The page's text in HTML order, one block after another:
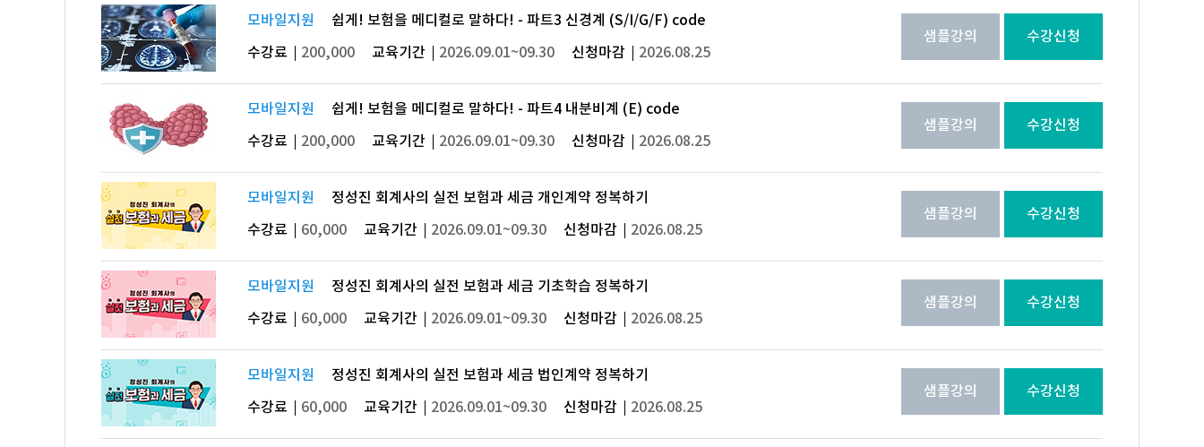
모바일지원
쉽게! 보험을 메디컬로 말하다! - 파트3 신경계 (S/I/G/F) code
수강료
200,000 교육기간 2026.09.01~09.30 신청마감 2026.08.25
샘플강의 수강신청
모바일지원
쉽게! 보험을 메디컬로 말하다! - 파트4 내분비계 (E) code
수강료
200,000 교육기간 2026.09.01~09.30 신청마감 2026.08.25
샘플강의 수강신청
모바일지원
정성진 회계사의 실전 보험과 세금 개인계약 정복하기
수강료
60,000 교육기간 2026.09.01~09.30 신청마감 2026.08.25
샘플강의 수강신청
모바일지원
정성진 회계사의 실전 보험과 세금 기초학습 정복하기
수강료
60,000 교육기간 2026.09.01~09.30 신청마감 2026.08.25
샘플강의 수강신청
모바일지원
정성진 회계사의 실전 보험과 세금 법인계약 정복하기
수강료
60,000 교육기간 2026.09.01~09.30 신청마감 2026.08.25
샘플강의 수강신청